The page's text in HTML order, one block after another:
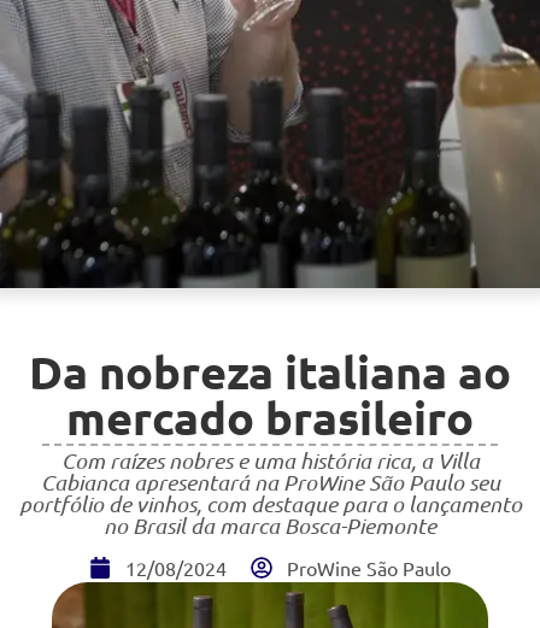
Da nobreza italiana ao
mercado brasileiro
Com raízes nobres e uma história rica, a Villa
Cabianca apresentará na ProWine São Paulo seu
portfólio de vinhos, com destaque para o lançamento
no Brasil da marca Bosca-Piemonte
12/08/2024 ProWine São Paulo